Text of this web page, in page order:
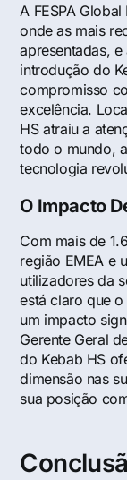
A FESPA
onde as mais
apresentadas,
introdução do
compromisso
excelência.
HS atraiu a
todo o mundo,
tecnologia
O Impacto
Com mais de
região EMEA e
utilizadores da
está claro que
um impacto
Gerente Geral
do Kebab HS
dimensão nas
sua posição